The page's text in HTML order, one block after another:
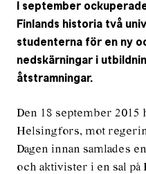
I september
Finlands historia två
studenterna för en ny
nedskärningar i
åtstramningar.
Den 18 september
Helsingfors, mot
Dagen innan samlades
och aktivister i en sal på